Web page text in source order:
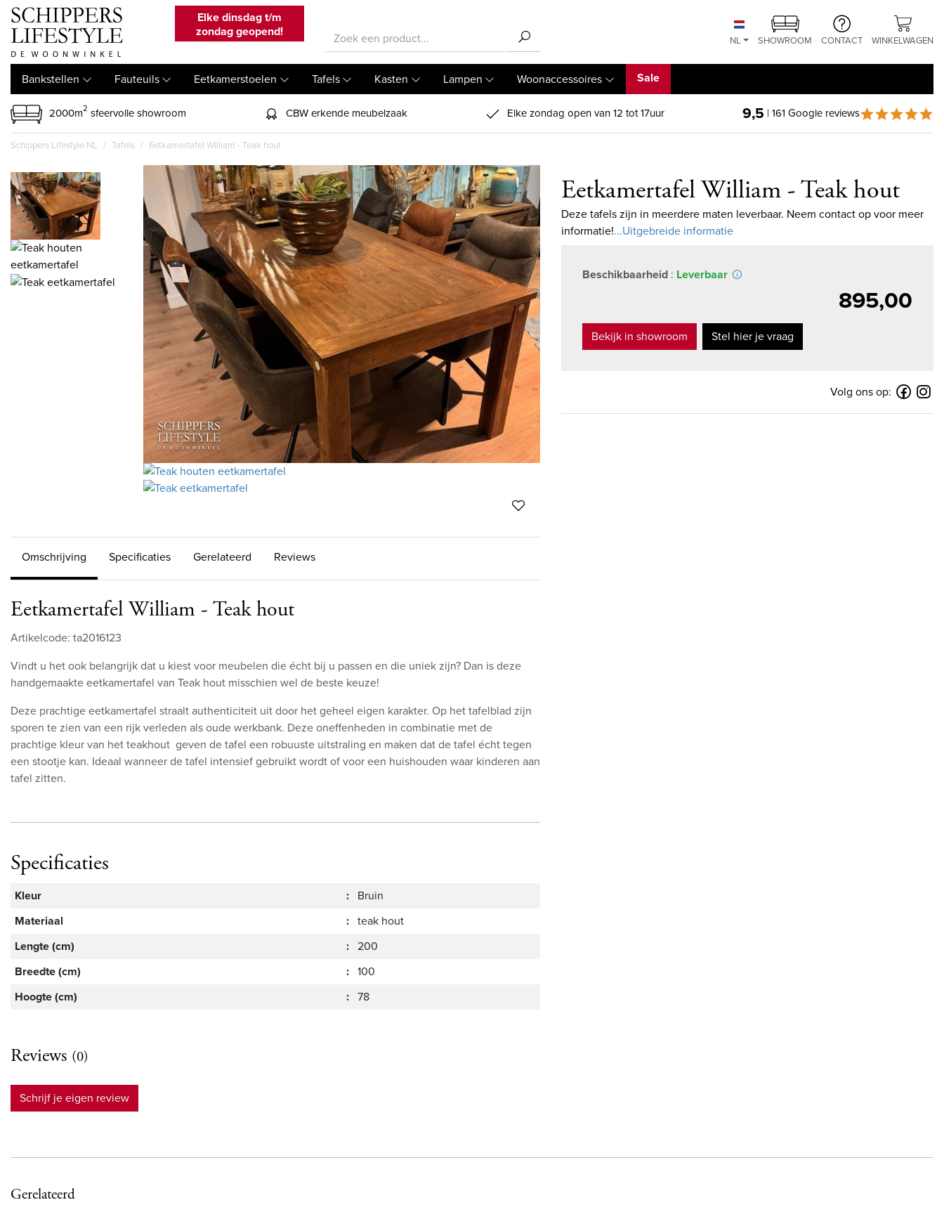
Elke dinsdag t/m
zondag geopend!
NL SHOWROOM CONTACT WINKELWAGEN
Bankstellen Fauteuils Eetkamerstoelen Tafels Kasten Lampen Woonaccessoires Sale
2000m2 sfeervolle showroom CBW erkende meubelzaak Elke zondag open van 12 tot 17uur 9,5 | 161 Google reviews
Schippers Lifestyle NL Tafels Eetkamertafel William - Teak hout
Omschrijving Specificaties Gerelateerd Reviews
Eetkamertafel William - Teak hout
Artikelcode: ta2016123
Vindt u het ook belangrijk dat u kiest voor meubelen die écht bij u passen en die uniek zijn? Dan is deze
handgemaakte eetkamertafel van Teak hout misschien wel de beste keuze!
Deze prachtige eetkamertafel straalt authenticiteit uit door het geheel eigen karakter. Op het tafelblad zijn
sporen te zien van een rijk verleden als oude werkbank. Deze oneffenheden in combinatie met de
prachtige kleur van het teakhout geven de tafel een robuuste uitstraling en maken dat de tafel écht tegen
een stootje kan. Ideaal wanneer de tafel intensief gebruikt wordt of voor een huishouden waar kinderen aan
tafel zitten.
Specificaties
Kleur : Bruin
Materiaal
: teak hout
Lengte (cm)
: 200
Breedte (cm)
: 100
Hoogte (cm)
: 78
Reviews (0)
Schrijf je eigen review
Eetkamertafel William - Teak hout
Deze tafels zijn in meerdere maten leverbaar. Neem contact op voor meer
informatie!...Uitgebreide informatie
Beschikbaarheid : Leverbaar
895,00
Bekijk in showroom Stel hier je vraag
Volg ons op:
Gerelateerd